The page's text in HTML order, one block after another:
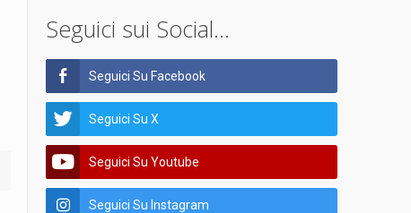
Seguici sui Social...
Seguici Su Facebook
Seguici Su X
Seguici Su Youtube
Seguici Su Instagram